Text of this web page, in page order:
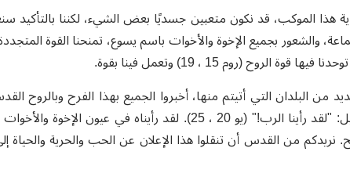
هذا الموكب، قد نكون متعبين جسديًا بعض الشيء، لكننا بالتأكيد
والشعور بجميع الإخوة والأخوات باسم يسوع، تمنحنا القوة
(روم 15 ، 19) وتعمل فينا بقوة.
من البلدان التي أتيتم منها، أخبروا الجميع بهذا الفرح وبالروح
جمعنا ونلناه جميعنا هنا اليوم. وأنتم تقولون مثل نساء الإنجيل: "لقد رأينا الرب!" (يو 20 ، 25). لقد رأيناه في
من القدس أن تنقلوا هذا الإعلان عن الحب والحرية والحياة